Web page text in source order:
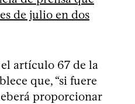
de julio en dos
artículo 67 de la
que, “si fuere
proporcionar